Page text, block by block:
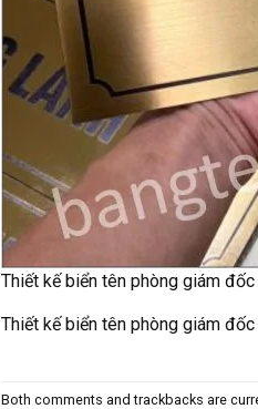
Thiết kế biển tên phòng giám đốc
Thiết kế biển tên phòng giám đốc
Both comments and trackbacks are